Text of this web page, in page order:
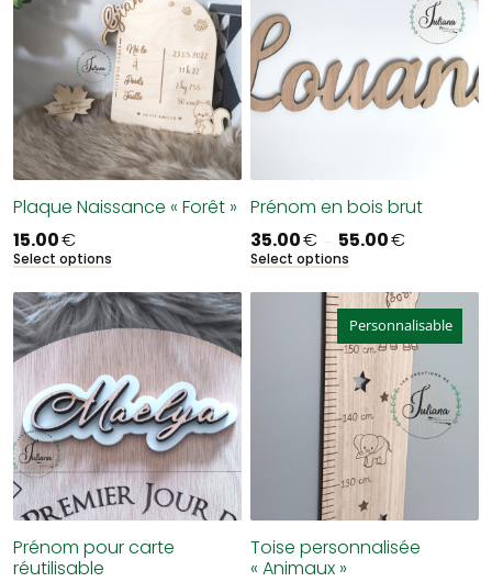
Plaque Naissance « Forêt »
15.00€
Select options
Prénom en bois brut
35.00€ – 55.00€Plage
à
55.00€
Select optionsCe
a
plusieurs
variations.
Les
options
peuvent
être
choisies
sur
la
page
du
Prénom pour carte
réutilisable
Personnalisable
Toise personnalisée
« Animaux »